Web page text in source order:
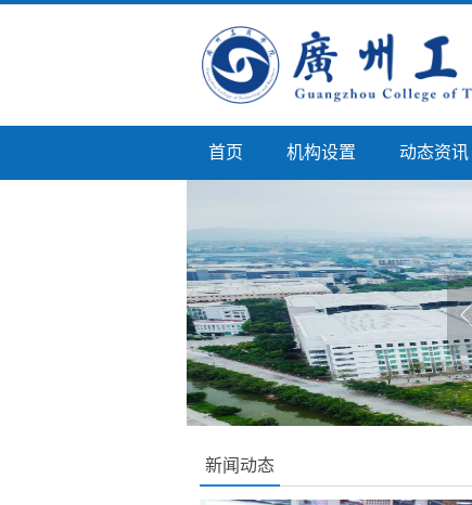
首页 机构设置 动态资讯
新闻动态